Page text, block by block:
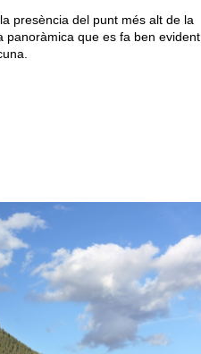
presència del punt més alt de la
panoràmica que es fa ben evident